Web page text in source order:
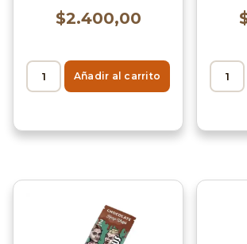
$2.400,00
Añadir al carrito